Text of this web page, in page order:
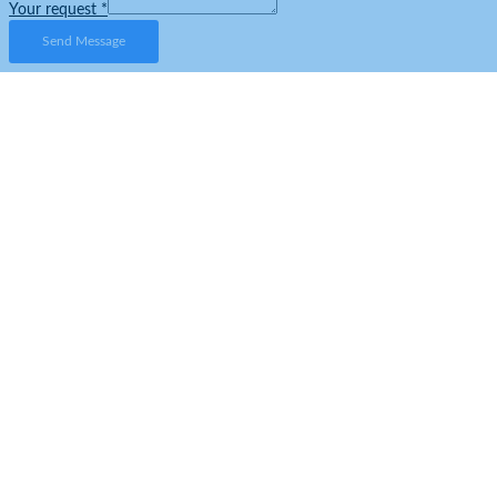
Your request *
Send Message